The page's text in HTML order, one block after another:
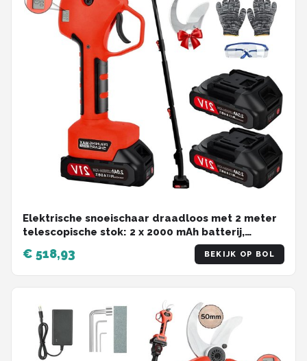
Elektrische snoeischaar draadloos met 2 meter
telescopische stok: 2 x 2000 mAh batterij,
snijdiameter 25-50 mm, tuinschaar voor heg
boom fruit.
€ 518,93 BEKIJK OP BOL